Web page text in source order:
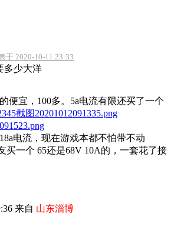
于 2020-10-11 23:33
多少大洋
便宜，100多。5a电流有限还买了一个
电流，现在游戏本都不怕带不动
买一个 65还是68V 10A的，一套花了接
来自 山东淄博